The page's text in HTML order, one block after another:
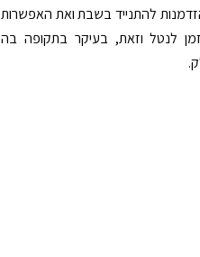
להתנייד בשבת ואת האפשרות
לנטל וזאת, בעיקר בתקופה בה